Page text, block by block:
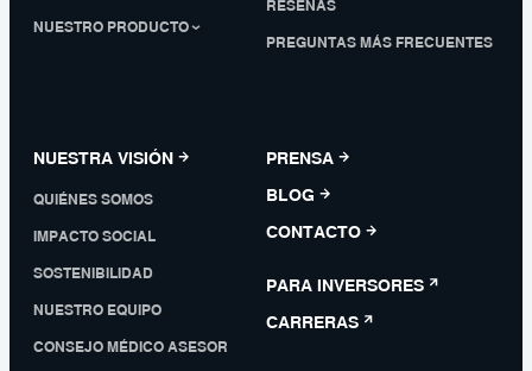
NUESTRO PRODUCTO
RESEÑAS
PREGUNTAS MÁS FRECUENTES
NUESTRA VISIÓN
QUIÉNES SOMOS
IMPACTO SOCIAL
SOSTENIBILIDAD
NUESTRO EQUIPO
CONSEJO MÉDICO ASESOR
PRENSA
BLOG
CONTACTO
PARA INVERSORES
CARRERAS